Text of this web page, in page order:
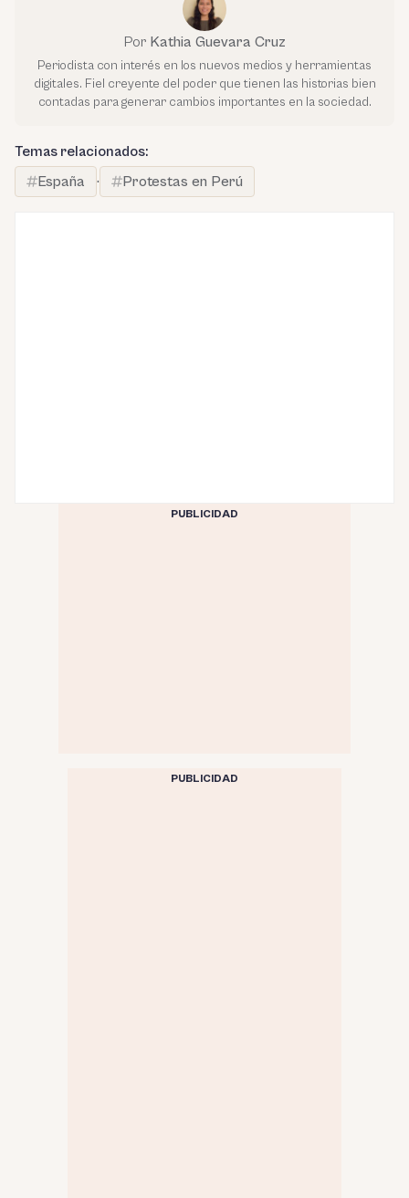
Por Kathia Guevara Cruz
Periodista con interés en los nuevos medios y herramientas
digitales. Fiel creyente del poder que tienen las historias bien
contadas para generar cambios importantes en la sociedad.
Temas relacionados:
España
· Protestas en Perú
PUBLICIDAD
PUBLICIDAD